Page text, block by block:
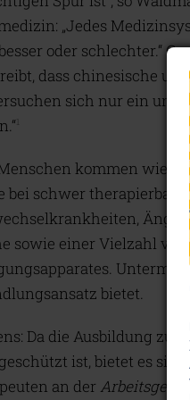
„Jedes
oder schlechter.“
dass chinesische
sich nur ein und
kommen wie
bei schwer
sowie einer Vielzahl
Unterm
bietet.
Da die Ausbildung
ist, bietet es
an der